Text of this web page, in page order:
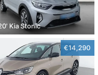
Kia Stonic
€14,290